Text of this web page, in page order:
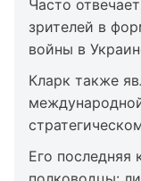
Часто
зрителей в
войны в
Кларк также
Его последняя